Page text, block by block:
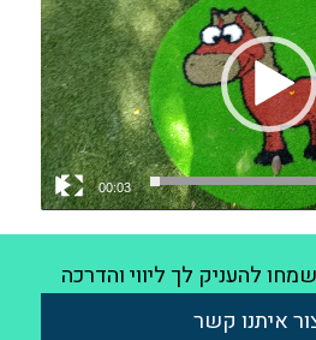
00:03
להעניק לך ליווי והדרכה
איתנו קשר